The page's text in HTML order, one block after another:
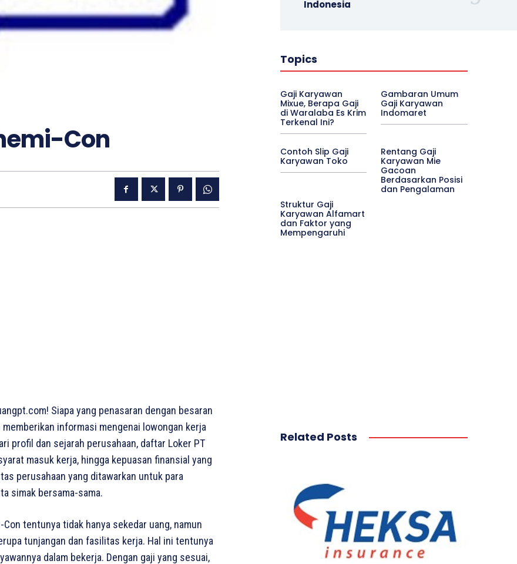
Con
Siapa yang penasaran dengan besaran
informasi mengenai lowongan kerja
profil dan sejarah perusahaan, daftar Loker PT
masuk kerja, hingga kepuasan finansial yang
perusahaan yang ditawarkan untuk para
simak bersama-sama.
tentunya tidak hanya sekedar uang, namun
tunjangan dan fasilitas kerja. Hal ini tentunya
dalam bekerja. Dengan gaji yang sesuai,
Indonesia
Topics
Gaji Karyawan
Mixue, Berapa Gaji
di Waralaba Es Krim
Terkenal Ini?
Gambaran Umum
Gaji Karyawan
Indomaret
Contoh Slip Gaji
Karyawan Toko
Rentang Gaji
Karyawan Mie
Gacoan
Berdasarkan Posisi
dan Pengalaman
Struktur Gaji
Karyawan Alfamart
dan Faktor yang
Mempengaruhi
Related Posts